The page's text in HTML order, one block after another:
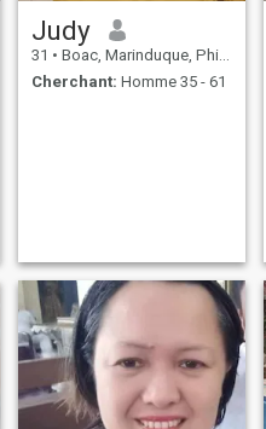
Judy
31 • Boac, Marinduque, Philippines
Cherchant: Homme 35 - 61